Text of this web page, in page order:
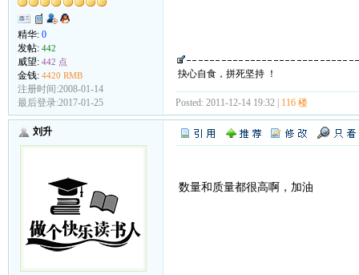
精华: 0
发帖: 442
威望: 442 点
金钱: 4420 RMB
注册时间:2008-01-14
最后登录:2017-01-25
抉心自食，拼死坚持 ！
Posted: 2011-12-14 19:32 | 116 楼
刘升
数量和质量都很高啊，加油